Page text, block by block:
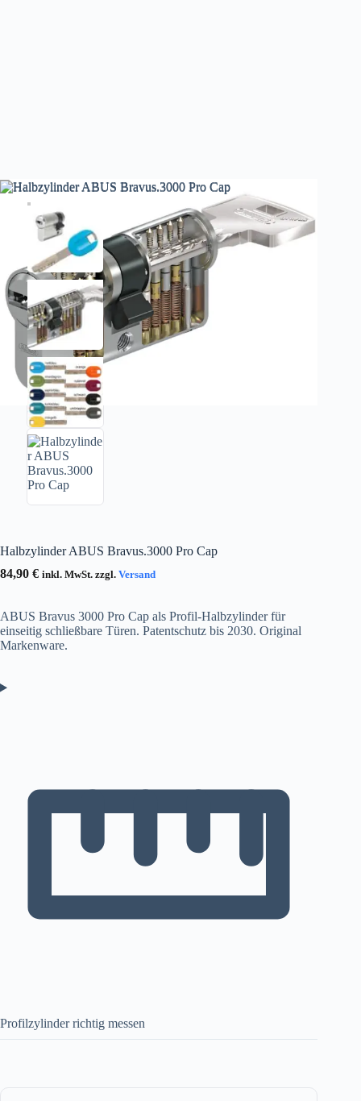
Halbzylinder ABUS Bravus.3000 Pro Cap
84,90 € inkl. MwSt. zzgl. Versand
ABUS Bravus 3000 Pro Cap als Profil-Halbzylinder für
einseitig schließbare Türen. Patentschutz bis 2030. Original
Markenware.
Profilzylinder richtig messen